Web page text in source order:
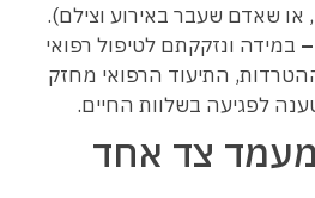
שאדם שעבר באירוע וצילם).
במידה ונזקקתם לטיפול רפואי
התיעוד הרפואי מחזק
לפגיעה בשלוות החיים.
צד אחד